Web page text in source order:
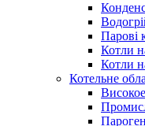
Парові
Котли
Котли
Котельне